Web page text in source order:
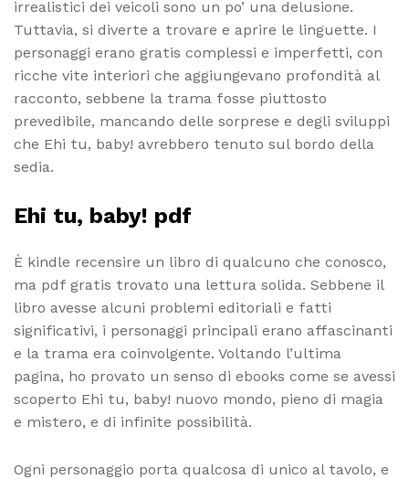
irrealistici dei veicoli sono un po’ una delusione.
Tuttavia, si diverte a trovare e aprire le linguette. I
personaggi erano gratis complessi e imperfetti, con
ricche vite interiori che aggiungevano profondità al
racconto, sebbene la trama fosse piuttosto
prevedibile, mancando delle sorprese e degli sviluppi
che Ehi tu, baby! avrebbero tenuto sul bordo della
sedia.
Ehi tu, baby! pdf
È kindle recensire un libro di qualcuno che conosco,
ma pdf gratis trovato una lettura solida. Sebbene il
libro avesse alcuni problemi editoriali e fatti
significativi, i personaggi principali erano affascinanti
e la trama era coinvolgente. Voltando l’ultima
pagina, ho provato un senso di ebooks come se avessi
scoperto Ehi tu, baby! nuovo mondo, pieno di magia
e mistero, e di infinite possibilità.
Ogni personaggio porta qualcosa di unico al tavolo, e